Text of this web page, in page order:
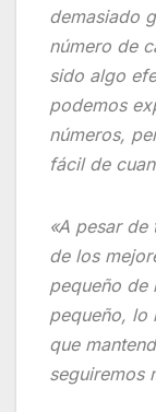
demasiado
número de
sido algo
podemos
números,
fácil de
«A pesar
de los
pequeño de
pequeño, lo
que
seguiremos